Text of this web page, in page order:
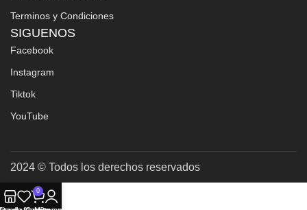
Terminos y Condiciones
SIGUENOS
Facebook
Instagram
Tiktok
YouTube
2024 © Todos los derechos reservados
0